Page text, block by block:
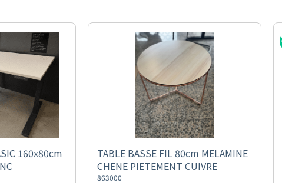
160x80cm
TABLE BASSE FIL 80cm MELAMINE
CHENE PIETEMENT CUIVRE
863000